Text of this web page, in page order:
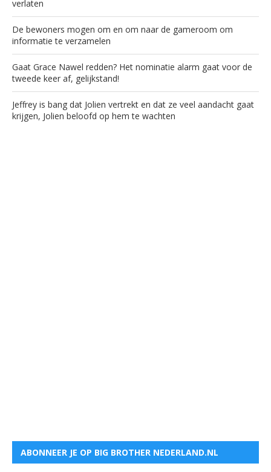
verlaten
De bewoners mogen om en om naar de gameroom om
informatie te verzamelen
Gaat Grace Nawel redden? Het nominatie alarm gaat voor de
tweede keer af, gelijkstand!
Jeffrey is bang dat Jolien vertrekt en dat ze veel aandacht gaat
krijgen, Jolien beloofd op hem te wachten
ABONNEER JE OP BIG BROTHER NEDERLAND.NL